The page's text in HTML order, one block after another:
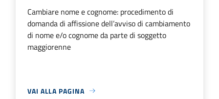
Cambiare nome e cognome: procedimento di
domanda di affissione dell’avviso di cambiamento
di nome e/o cognome da parte di soggetto
maggiorenne
VAI ALLA PAGINA